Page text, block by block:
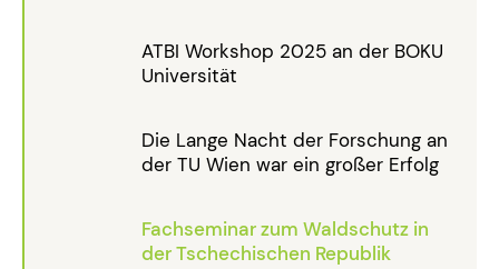
ATBI Workshop 2025 an der BOKU
Universität
Die Lange Nacht der Forschung an
der TU Wien war ein großer Erfolg
Fachseminar zum Waldschutz in
der Tschechischen Republik